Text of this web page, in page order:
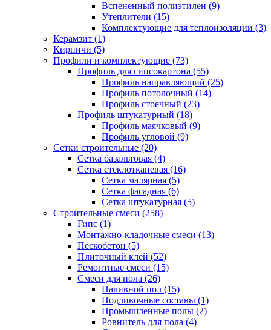
Вспененный полиэтилен (9)
Утеплители (15)
Комплектующие для теплоизоляции (3)
Керамзит (1)
Кирпичи (5)
Профили и комплектующие (73)
Профиль для гипсокартона (55)
Профиль направляющий (25)
Профиль потолочный (14)
Профиль стоечный (23)
Профиль штукатурный (18)
Профиль маячковый (9)
Профиль угловой (9)
Сетки строительные (20)
Сетка базальтовая (4)
Сетка стеклотканевая (16)
Сетка малярная (5)
Сетка фасадная (6)
Сетка штукатурная (5)
Строительные смеси (258)
Гипс (1)
Монтажно-кладочные смеси (13)
Пескобетон (5)
Плиточный клей (52)
Ремонтные смеси (15)
Смеси для пола (26)
Наливной пол (15)
Подливочные составы (1)
Промышленные полы (2)
Ровнитель для пола (4)